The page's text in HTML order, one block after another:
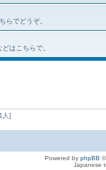
らでどうぞ。
はこちらで。
人]
Powered by phpBB
Japanese